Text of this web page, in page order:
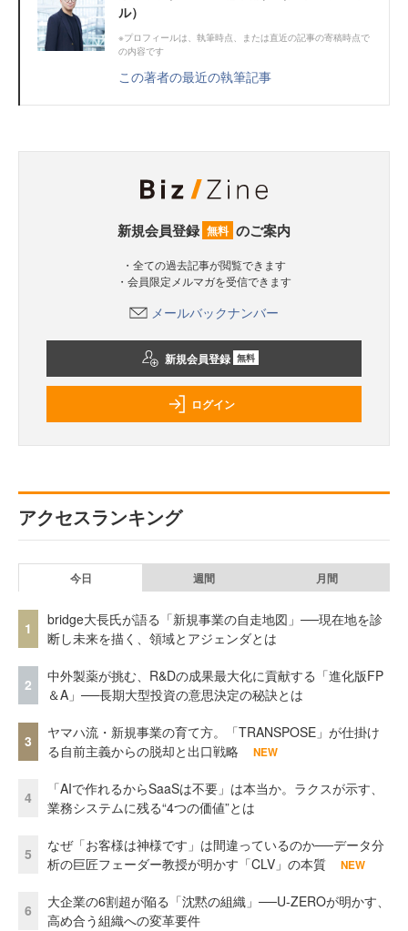
ル）
※プロフィールは、執筆時点、または直近の記事の寄稿時点で
の内容です
この著者の最近の執筆記事
新規会員登録 無料 のご案内
・全ての過去記事が閲覧できます
・会員限定メルマガを受信できます
メールバックナンバー
新規会員登録 無料
ログイン
アクセスランキング
今日 週間 月間
1
bridge大長氏が語る「新規事業の自走地図」──現在地を診
断し未来を描く、領域とアジェンダとは
2
中外製薬が挑む、R&Dの成果最大化に貢献する「進化版FP
＆A」──長期大型投資の意思決定の秘訣とは
3
ヤマハ流・新規事業の育て方。「TRANSPOSE」が仕掛け
る自前主義からの脱却と出口戦略
NEW
4
「AIで作れるからSaaSは不要」は本当か。ラクスが示す、
業務システムに残る“4つの価値”とは
5
なぜ「お客様は神様です」は間違っているのか──データ分
析の巨匠フェーダー教授が明かす「CLV」の本質
NEW
6
大企業の6割超が陥る「沈黙の組織」──U-ZEROが明かす、
高め合う組織への変革要件